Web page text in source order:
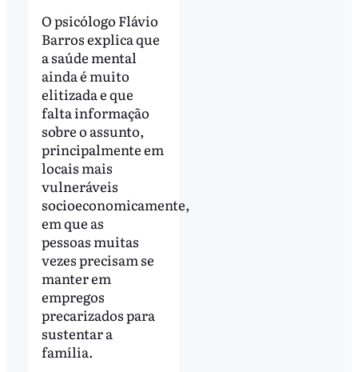
O psicólogo Flávio
Barros explica que
a saúde mental
ainda é muito
elitizada e que
falta informação
sobre o assunto,
principalmente em
locais mais
vulneráveis
socioeconomicamente,
em que as
pessoas muitas
vezes precisam se
manter em
empregos
precarizados para
sustentar a
família.